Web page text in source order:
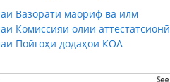
Вазорати маориф ва илм
Комиссияи олии аттестатсионӣ
Пойгоҳи додаҳои КОА